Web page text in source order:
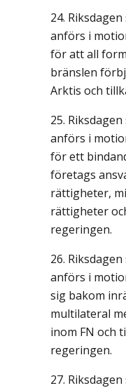
anförs i
för att all
bränslen
Arktis och
anförs i
för ett
företags
rättigheter,
rättigheter
regeringen.
anförs i
sig bakom
multilateral
inom FN och
regeringen.